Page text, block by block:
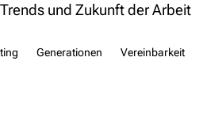
Trends und Zukunft der Arbeit
Generationen Vereinbarkeit